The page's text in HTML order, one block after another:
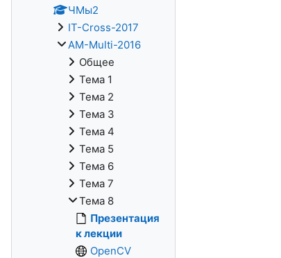
ЧМы2
IT-Cross-2017
AM-Multi-2016
Общее
Тема 1
Тема 2
Тема 3
Тема 4
Тема 5
Тема 6
Тема 7
Тема 8
Презентация
к лекции
OpenCV